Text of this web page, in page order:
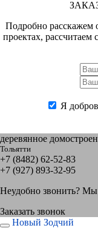
Подробно расскажем
проектах,
Я
деревянное
Тольятти
+7 (8482) 62-52-83
+7 (927) 893-32-95
Неудобно звонить?
Заказать звонок
Новый Зодчий